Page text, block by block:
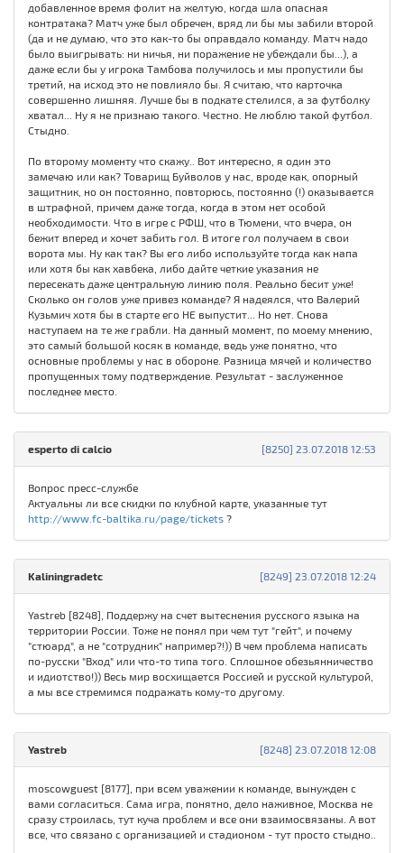
добавленное время фолит на желтую, когда шла опасная
контратака? Матч уже был обречен, вряд ли бы мы забили второй
(да и не думаю, что это как-то бы оправдало команду. Матч надо
было выигрывать: ни ничья, ни поражение не убеждали бы...), а
даже если бы у игрока Тамбова получилось и мы пропустили бы
третий, на исход это не повлияло бы. Я считаю, что карточка
совершенно лишняя. Лучше бы в подкате стелился, а за футболку
хватал... Ну я не признаю такого. Честно. Не люблю такой футбол.
Стыдно.
По второму моменту что скажу.. Вот интересно, я один это
замечаю или как? Товарищ Буйволов у нас, вроде как, опорный
защитник, но он постоянно, повторюсь, постоянно (!) оказывается
в штрафной, причем даже тогда, когда в этом нет особой
необходимости. Что в игре с РФШ, что в Тюмени, что вчера, он
бежит вперед и хочет забить гол. В итоге гол получаем в свои
ворота мы. Ну как так? Вы его либо используйте тогда как напа
или хотя бы как хавбека, либо дайте четкие указания не
пересекать даже центральную линию поля. Реально бесит уже!
Сколько он голов уже привез команде? Я надеялся, что Валерий
Кузьмич хотя бы в старте его НЕ выпустит... Но нет. Снова
наступаем на те же грабли. На данный момент, по моему мнению,
это самый большой косяк в команде, ведь уже понятно, что
основные проблемы у нас в обороне. Разница мячей и количество
пропущенных тому подтверждение. Результат - заслуженное
последнее место.
[8250] 23.07.2018 12:53
esperto di calcio
Вопрос пресс-службе
Актуальны ли все скидки по клубной карте, указанные тут
http://www.fc-baltika.ru/page/tickets ?
[8249] 23.07.2018 12:24
Kaliningradetc
Yastreb [8248], Поддержу на счет вытеснения русского языка на
территории России. Тоже не понял при чем тут "гейт", и почему
"стюард", а не "сотрудник" например?!)) В чем проблема написать
по-русски "Вход" или что-то типа того. Сплошное обезьянничество
и идиотство!)) Весь мир восхищается Россией и русской культурой,
а мы все стремимся подражать кому-то другому.
[8248] 23.07.2018 12:08
Yastreb
moscowguest [8177], при всем уважении к команде, вынужден с
вами согласиться. Сама игра, понятно, дело наживное, Москва не
сразу строилась, тут куча проблем и все они взаимосвязаны. А вот
все, что связано с организацией и стадионом - тут просто стыдно..